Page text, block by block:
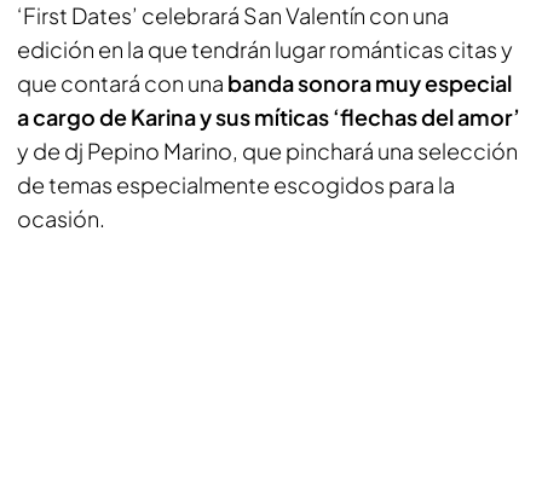
‘First Dates’ celebrará San Valentín con una
edición en la que tendrán lugar románticas citas y
que contará con una banda sonora muy especial
a cargo de Karina y sus míticas ‘flechas del amor’
y de dj Pepino Marino, que pinchará una selección
de temas especialmente escogidos para la
ocasión.